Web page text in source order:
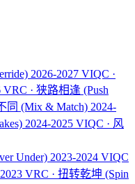
2026-2027 VIQC ·
VRC · 狭路相逢 (Push
同 (Mix & Match) 2024-
2024-2025 VIQC · 风
Under) 2023-2024 VIQC
VRC · 扭转乾坤 (Spin